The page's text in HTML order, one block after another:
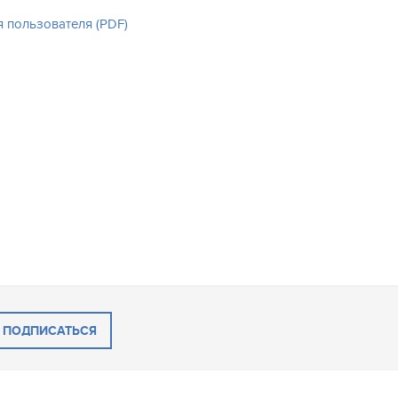
пользователя (PDF)
ПОДПИСАТЬСЯ